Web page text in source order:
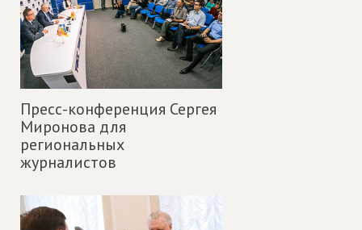
Пресс-конференция Сергея
Миронова для
региональных
журналистов